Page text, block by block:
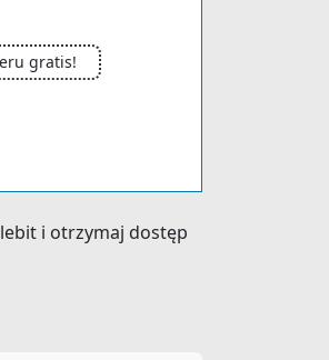
gratis!
i otrzymaj dostęp